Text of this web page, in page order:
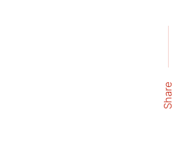
Share